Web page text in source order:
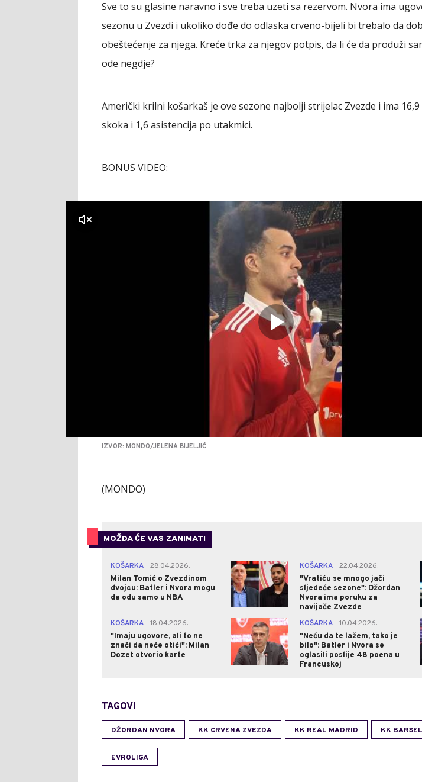
Sve to su glasine naravno i sve treba uzeti sa rezervom. Nvora ima
sezonu u Zvezdi i ukoliko dođe do odlaska crveno-bijeli bi trebalo da
obeštećenje za njega. Kreće trka za njegov potpis, da li će da produži
ode negdje?
Američki krilni košarkaš je ove sezone najbolji strijelac Zvezde i ima 16,9
skoka i 1,6 asistencija po utakmici.
BONUS VIDEO:
IZVOR: MONDO/JELENA BIJELJIĆ
(MONDO)
MOŽDA ĆE VAS ZANIMATI
KOŠARKA
28.04.2026.
Milan Tomić o Zvezdinom
dvojcu: Batler i Nvora mogu
da odu samo u NBA
0 KOŠARKA
22.04.2026.
"Vratiću se mnogo jači
sljedeće sezone": Džordan
Nvora ima poruku za
navijače Zvezde
KOŠARKA
18.04.2026.
"Imaju ugovore, ali to ne
znači da neće otići": Milan
Dozet otvorio karte
0 KOŠARKA
10.04.2026.
"Neću da te lažem, tako je
bilo": Batler i Nvora se
oglasili poslije 48 poena u
Francuskoj
TAGOVI
DŽORDAN NVORA KK CRVENA ZVEZDA KK REAL MADRID KK
EVROLIGA